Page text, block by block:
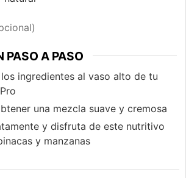
PASO A PASO
ingredientes al vaso alto de tu
una mezcla suave y cremosa
y disfruta de este nutritivo
y manzanas